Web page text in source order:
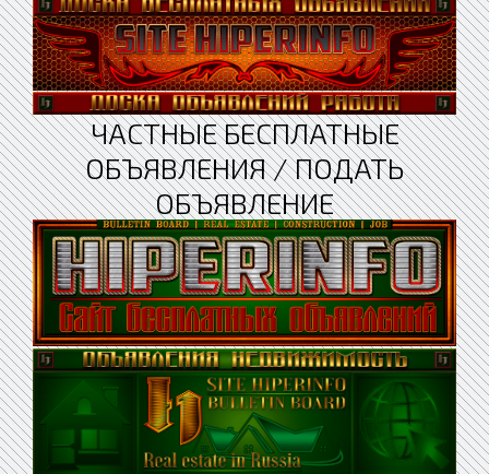
ЧАСТНЫЕ БЕСПЛАТНЫЕ
ОБЪЯВЛЕНИЯ / ПОДАТЬ
ОБЪЯВЛЕНИЕ